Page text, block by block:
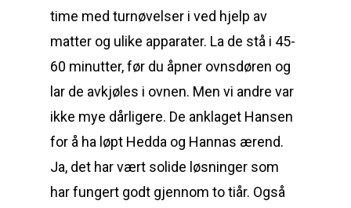
time med turnøvelser i ved hjelp av
matter og ulike apparater. La de stå i 45-
60 minutter, før du åpner ovnsdøren og
lar de avkjøles i ovnen. Men vi andre var
ikke mye dårligere. De anklaget Hansen
for å ha løpt Hedda og Hannas ærend.
Ja, det har vært solide løsninger som
har fungert godt gjennom to tiår. Også